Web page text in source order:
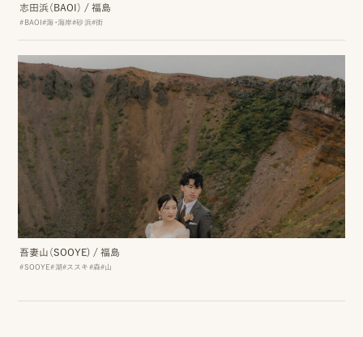
プ
撮
スナップ撮影
NIRA
族
家族の記念写真
iliy
わんこと家族の記念写真
wanoneclip
撮
影
志田浜（BAOI） /福島
#BAOI#海・海岸#砂浜#街
吾妻山（SOOYE) /福島
#SOOYE#湖#ススキ #森#山